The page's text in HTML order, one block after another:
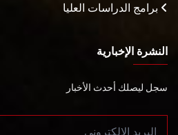
برامج الدراسات العليا
النشرة الإخبارية
سجل ليصلك أحدث الأخبار